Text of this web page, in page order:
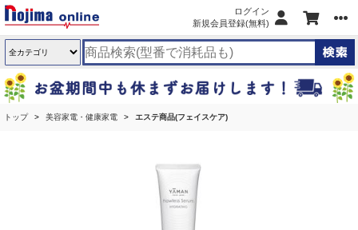
ログイン
新規会員登録(無料)
トップ 美容家電・健康家電 エステ商品(フェイスケア)